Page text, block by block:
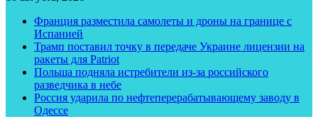
Франция разместила самолеты и дроны на границе с
Испанией
Трамп поставил точку в передаче Украине лицензии на
ракеты для Patriot
Польша подняла истребители из-за российского
разведчика в небе
Россия ударила по нефтеперерабатывающему заводу в
Одессе